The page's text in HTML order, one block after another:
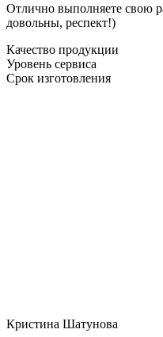
Отлично выполняете свою
довольны, респект!)
Качество продукции
Уровень сервиса
Срок изготовления
Кристина Шатунова